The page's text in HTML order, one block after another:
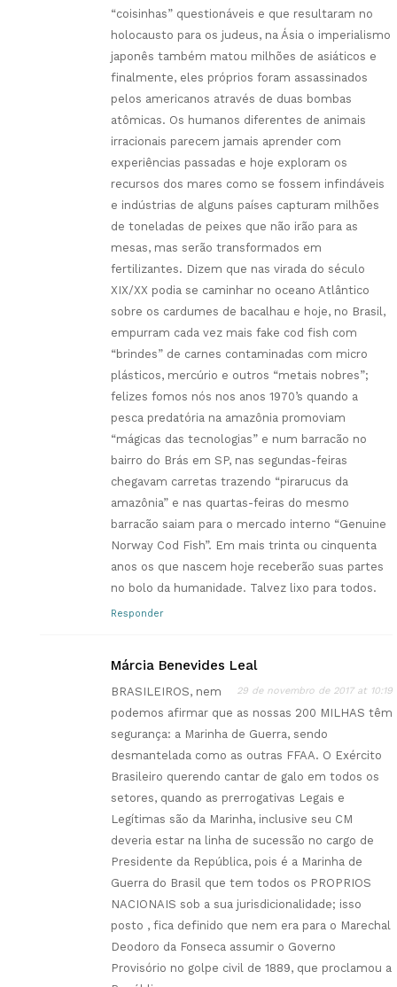
“coisinhas” questionáveis e que resultaram no
holocausto para os judeus, na Ásia o imperialismo
japonês também matou milhões de asiáticos e
finalmente, eles próprios foram assassinados
pelos americanos através de duas bombas
atômicas. Os humanos diferentes de animais
irracionais parecem jamais aprender com
experiências passadas e hoje exploram os
recursos dos mares como se fossem infindáveis
e indústrias de alguns países capturam milhões
de toneladas de peixes que não irão para as
mesas, mas serão transformados em
fertilizantes. Dizem que nas virada do século
XIX/XX podia se caminhar no oceano Atlântico
sobre os cardumes de bacalhau e hoje, no Brasil,
empurram cada vez mais fake cod fish com
“brindes” de carnes contaminadas com micro
plásticos, mercúrio e outros “metais nobres”;
felizes fomos nós nos anos 1970’s quando a
pesca predatória na amazônia promoviam
“mágicas das tecnologias” e num barracão no
bairro do Brás em SP, nas segundas-feiras
chegavam carretas trazendo “pirarucus da
amazônia” e nas quartas-feiras do mesmo
barracão saiam para o mercado interno “Genuine
Norway Cod Fish”. Em mais trinta ou cinquenta
anos os que nascem hoje receberão suas partes
no bolo da humanidade. Talvez lixo para todos.
Responder
Márcia Benevides Leal
29 de novembro de 2017 at 10:19
BRASILEIROS, nem
podemos afirmar que as nossas 200 MILHAS têm
segurança: a Marinha de Guerra, sendo
desmantelada como as outras FFAA. O Exército
Brasileiro querendo cantar de galo em todos os
setores, quando as prerrogativas Legais e
Legítimas são da Marinha, inclusive seu CM
deveria estar na linha de sucessão no cargo de
Presidente da República, pois é a Marinha de
Guerra do Brasil que tem todos os PROPRIOS
NACIONAIS sob a sua jurisdicionalidade; isso
posto , fica definido que nem era para o Marechal
Deodoro da Fonseca assumir o Governo
Provisório no golpe civil de 1889, que proclamou a